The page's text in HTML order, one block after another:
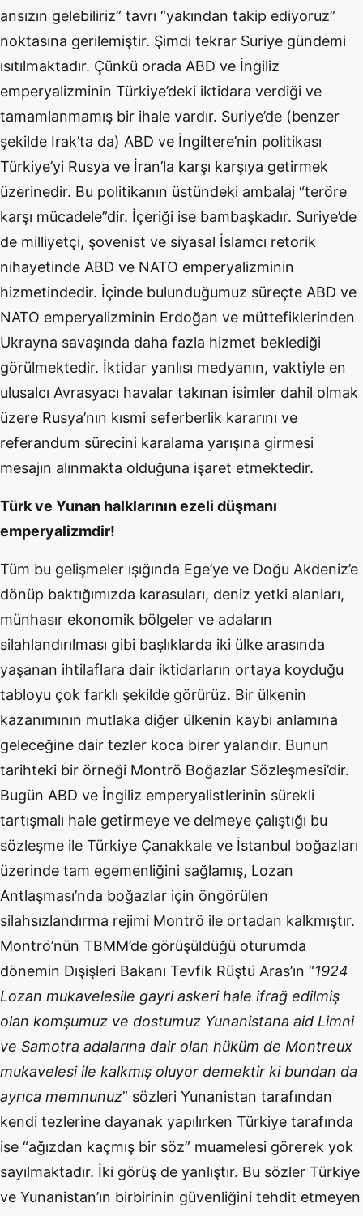
ansızın gelebiliriz” tavrı “yakından takip ediyoruz”
noktasına gerilemiştir. Şimdi tekrar Suriye gündemi
ısıtılmaktadır. Çünkü orada ABD ve İngiliz
emperyalizminin Türkiye’deki iktidara verdiği ve
tamamlanmamış bir ihale vardır. Suriye’de (benzer
şekilde Irak’ta da) ABD ve İngiltere’nin politikası
Türkiye’yi Rusya ve İran’la karşı karşıya getirmek
üzerinedir. Bu politikanın üstündeki ambalaj “teröre
karşı mücadele”dir. İçeriği ise bambaşkadır. Suriye’de
de milliyetçi, şovenist ve siyasal İslamcı retorik
nihayetinde ABD ve NATO emperyalizminin
hizmetindedir. İçinde bulunduğumuz süreçte ABD ve
NATO emperyalizminin Erdoğan ve müttefiklerinden
Ukrayna savaşında daha fazla hizmet beklediği
görülmektedir. İktidar yanlısı medyanın, vaktiyle en
ulusalcı Avrasyacı havalar takınan isimler dahil olmak
üzere Rusya’nın kısmi seferberlik kararını ve
referandum sürecini karalama yarışına girmesi
mesajın alınmakta olduğuna işaret etmektedir.
Türk ve Yunan halklarının ezeli düşmanı
emperyalizmdir!
Tüm bu gelişmeler ışığında Ege’ye ve Doğu Akdeniz’e
dönüp baktığımızda karasuları, deniz yetki alanları,
münhasır ekonomik bölgeler ve adaların
silahlandırılması gibi başlıklarda iki ülke arasında
yaşanan ihtilaflara dair iktidarların ortaya koyduğu
tabloyu çok farklı şekilde görürüz. Bir ülkenin
kazanımının mutlaka diğer ülkenin kaybı anlamına
geleceğine dair tezler koca birer yalandır. Bunun
tarihteki bir örneği Montrö Boğazlar Sözleşmesi’dir.
Bugün ABD ve İngiliz emperyalistlerinin sürekli
tartışmalı hale getirmeye ve delmeye çalıştığı bu
sözleşme ile Türkiye Çanakkale ve İstanbul boğazları
üzerinde tam egemenliğini sağlamış, Lozan
Antlaşması’nda boğazlar için öngörülen
silahsızlandırma rejimi Montrö ile ortadan kalkmıştır.
Montrö’nün TBMM’de görüşüldüğü oturumda
dönemin Dışişleri Bakanı Tevfik Rüştü Aras’ın “1924
Lozan mukavelesile gayri askeri hale ifrağ edilmiş
olan komşumuz ve dostumuz Yunanistana aid Limni
ve Samotra adalarına dair olan hüküm de Montreux
mukavelesi ile kalkmış oluyor demektir ki bundan da
ayrıca memnunuz” sözleri Yunanistan tarafından
kendi tezlerine dayanak yapılırken Türkiye tarafında
ise “ağızdan kaçmış bir söz” muamelesi görerek yok
sayılmaktadır. İki görüş de yanlıştır. Bu sözler Türkiye
ve Yunanistan’ın birbirinin güvenliğini tehdit etmeyen